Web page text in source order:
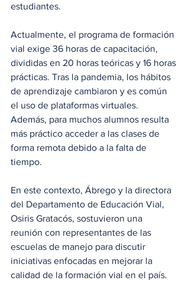
estudiantes.
Actualmente, el programa de formación
vial exige 36 horas de capacitación,
divididas en 20 horas teóricas y 16 horas
prácticas. Tras la pandemia, los hábitos
de aprendizaje cambiaron y es común
el uso de plataformas virtuales.
Además, para muchos alumnos resulta
más práctico acceder a las clases de
forma remota debido a la falta de
tiempo.
En este contexto, Ábrego y la directora
del Departamento de Educación Vial,
Osiris Gratacós, sostuvieron una
reunión con representantes de las
escuelas de manejo para discutir
iniciativas enfocadas en mejorar la
calidad de la formación vial en el país.